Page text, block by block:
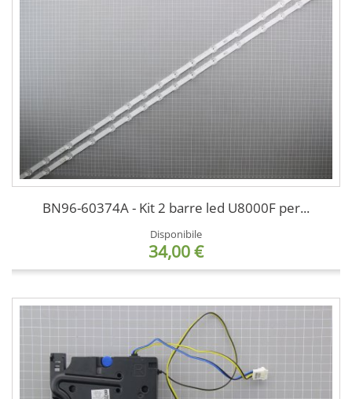
BN96-60374A - Kit 2 barre led U8000F per...
Disponibile
34,00 €